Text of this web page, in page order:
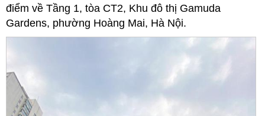
điểm về Tầng 1, tòa CT2, Khu đô thị Gamuda
Gardens, phường Hoàng Mai, Hà Nội.